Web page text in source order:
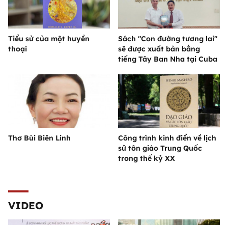
Tiểu sử của một huyền
thoại
Sách "Con đường tương lai"
sẽ được xuất bản bằng
tiếng Tây Ban Nha tại Cuba
Thơ Bùi Biên Linh
Công trình kinh điển về lịch
sử tôn giáo Trung Quốc
trong thế kỷ XX
VIDEO